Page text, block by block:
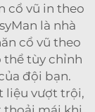
cổ vũ in theo
là nhà
cổ vũ theo
thể tùy chỉnh
đội bạn.
liệu vượt trội,